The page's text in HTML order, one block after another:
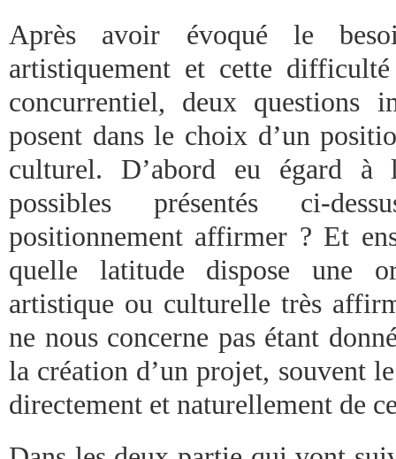
Après avoir évoqué le
artistiquement et cette
concurrentiel, deux questions
posent dans le choix d’un
culturel. D’abord eu égard à
possibles présentés ci-
positionnement affirmer ? Et
quelle latitude dispose une
artistique ou culturelle très
ne nous concerne pas étant
la création d’un projet, souvent
directement et naturellement de